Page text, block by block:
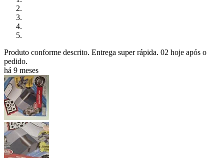
Produto conforme descrito. Entrega super rápida. 02 hoje após o
pedido.
há 9 meses